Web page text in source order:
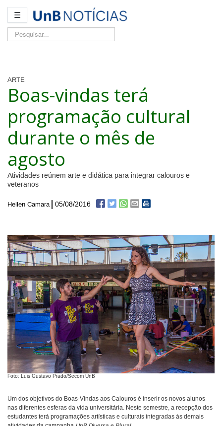
☰
Pesquisar...
ARTE
Boas-vindas terá
programação cultural
durante o mês de
agosto
Atividades reúnem arte e didática para integrar calouros e
veteranos
Hellen Camara 05/08/2016
Foto: Luis Gustavo Prado/Secom UnB
Um dos objetivos do Boas-Vindas aos Calouros é inserir os novos alunos
nas diferentes esferas da vida universitária. Neste semestre, a recepção dos
estudantes terá programações artísticas e culturais integradas às demais